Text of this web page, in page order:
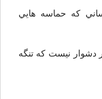
كه حماسه هايي
دشوار نيست كه تنگه